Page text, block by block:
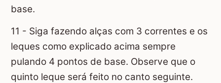
base.
11 - Siga fazendo alças com 3 correntes e os
leques como explicado acima sempre
pulando 4 pontos de base. Observe que o
quinto leque será feito no canto seguinte.